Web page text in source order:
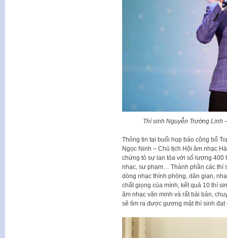
Thí sinh Nguyễn Trường Linh
Thông tin tại buổi họp báo công bố
Ngọc Ninh – Chủ tịch Hội âm nhạc
chứng tỏ sự lan tỏa với số lượng 400
nhạc, sư phạm… Thành phần các thí
dòng nhạc thính phòng, dân gian,
chất giọng của mình, kết quả 10 thí
âm nhạc văn minh và rất bài bản,
sẽ tìm ra được gương mặt thí sinh đạt